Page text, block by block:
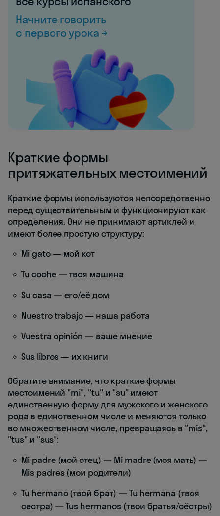
Начните говорить
с первого урока →
Краткие формы
притяжательных местоимений
Краткие формы используются непосредственно
перед существительным и функционируют как
определения. Они не принимают артиклей и
имеют более простую структуру:
Mi gato — мой кот
Tu coche — твоя машина
Su casa — его/её дом
Nuestro trabajo — наша работа
Vuestra opinión — ваше мнение
Sus libros — их книги
Обратите внимание, что краткие формы
местоимений "mi", "tu" и "su" имеют
единственную форму для мужского и женского
рода в единственном числе и меняются только
во множественном числе, превращаясь в "mis",
"tus" и "sus":
Mi padre (мой отец) — Mi madre (моя мать) —
Mis padres (мои родители)
Tu hermano (твой брат) — Tu hermana (твоя
сестра) — Tus hermanos (твои братья/сёстры)